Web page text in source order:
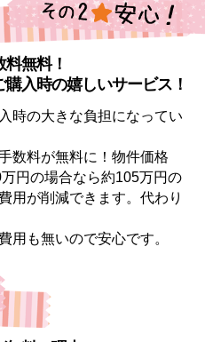
無料！
入時の嬉しいサービス！
時の大きな負担になってい
数料が無料に！物件価格
円の場合なら約105万円の
用が削減できます。代わり
用も無いので安心です。